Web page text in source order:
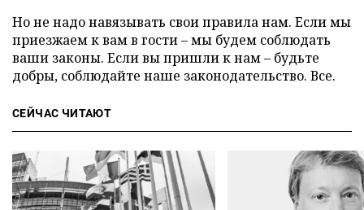
Но не надо навязывать свои правила нам. Если мы
приезжаем к вам в гости – мы будем соблюдать
ваши законы. Если вы пришли к нам – будьте
добры, соблюдайте наше законодательство. Все.
СЕЙЧАС ЧИТАЮТ